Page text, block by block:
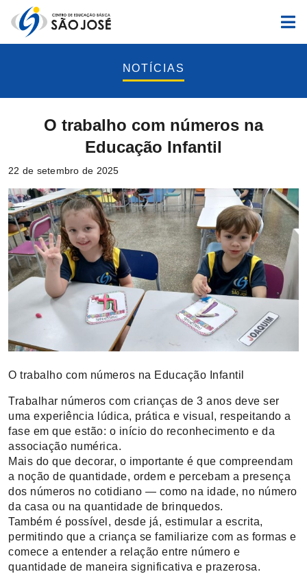
NOTÍCIAS
O trabalho com números na
Educação Infantil
22 de setembro de 2025
O trabalho com números na Educação Infantil
Trabalhar números com crianças de 3 anos deve ser
uma experiência lúdica, prática e visual, respeitando a
fase em que estão: o início do reconhecimento e da
associação numérica.
Mais do que decorar, o importante é que compreendam
a noção de quantidade, ordem e percebam a presença
dos números no cotidiano — como na idade, no número
da casa ou na quantidade de brinquedos.
Também é possível, desde já, estimular a escrita,
permitindo que a criança se familiarize com as formas e
comece a entender a relação entre número e
quantidade de maneira significativa e prazerosa.